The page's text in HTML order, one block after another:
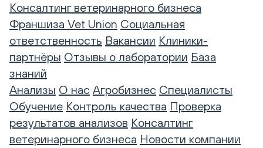
Консалтинг ветеринарного бизнеса
Франшиза Vet Union Социальная
ответственность Вакансии Клиники-
партнёры Отзывы о лаборатории База
знаний
Анализы О нас Агробизнес Специалисты
Обучение Контроль качества Проверка
результатов анализов Консалтинг
ветеринарного бизнеса Новости компании